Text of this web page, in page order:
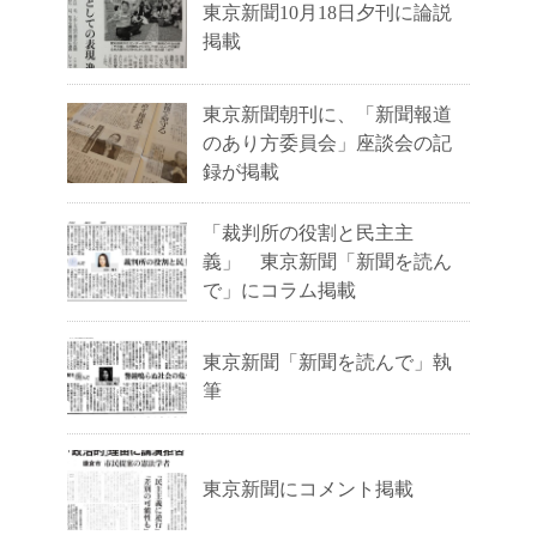
東京新聞10月18日夕刊に論説
掲載
東京新聞朝刊に、「新聞報道
のあり方委員会」座談会の記
録が掲載
「裁判所の役割と民主主
義」 東京新聞「新聞を読ん
で」にコラム掲載
東京新聞「新聞を読んで」執
筆
東京新聞にコメント掲載